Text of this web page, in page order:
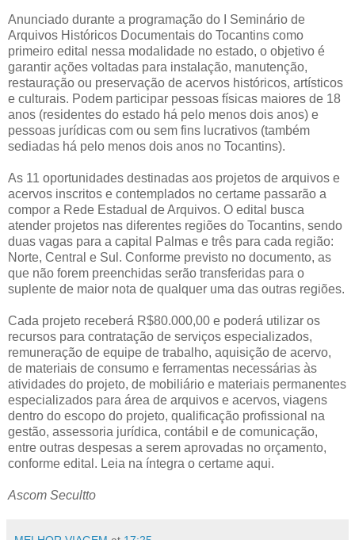
Anunciado durante a programação do I Seminário de
Arquivos Históricos Documentais do Tocantins como
primeiro edital nessa modalidade no estado, o objetivo é
garantir ações voltadas para instalação, manutenção,
restauração ou preservação de acervos históricos, artísticos
e culturais. Podem participar pessoas físicas maiores de 18
anos (residentes do estado há pelo menos dois anos) e
pessoas jurídicas com ou sem fins lucrativos (também
sediadas há pelo menos dois anos no Tocantins).
As 11 oportunidades destinadas aos projetos de arquivos e
acervos inscritos e contemplados no certame passarão a
compor a Rede Estadual de Arquivos. O edital busca
atender projetos nas diferentes regiões do Tocantins, sendo
duas vagas para a capital Palmas e três para cada região:
Norte, Central e Sul. Conforme previsto no documento, as
que não forem preenchidas serão transferidas para o
suplente de maior nota de qualquer uma das outras regiões.
Cada projeto receberá R$80.000,00 e poderá utilizar os
recursos para contratação de serviços especializados,
remuneração de equipe de trabalho, aquisição de acervo,
de materiais de consumo e ferramentas necessárias às
atividades do projeto, de mobiliário e materiais permanentes
especializados para área de arquivos e acervos, viagens
dentro do escopo do projeto, qualificação profissional na
gestão, assessoria jurídica, contábil e de comunicação,
entre outras despesas a serem aprovadas no orçamento,
conforme edital. Leia na íntegra o certame aqui.
Ascom Secultto